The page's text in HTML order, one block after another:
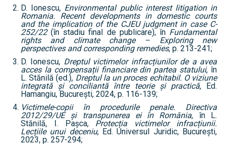
D. Ionescu, Environmental public interest litigation in
Romania. Recent developments in domestic courts
and the implication of the CJEU judgment in case C-
252/22(în stadiu final de publicare), în Fundamental
rights and climate change – Exploring new
perspectives and corresponding remedies, p. 213-241;
D. Ionescu, Dreptul victimelor infracțiunilor de a avea
acces la compensații financiare din partea statului, în
L. Stănilă (ed.), Dreptul la un proces echitabil. O viziune
integrată și conciliantă între teorie și practică, Ed.
Hamangiu, București, 2024, p. 116-139;
Victimele-copii în procedurile penale. Directiva
2012/29/UE și transpunerea ei în România, în L.
Stănilă, I. Pașca, Protecția victimelor infracțiunii.
Lecțiile unui deceniu, Ed. Universul Juridic, București,
2023, p. 257-294;